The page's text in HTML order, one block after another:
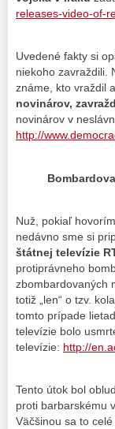
releases-video-of-
Uvedené fakty si
niekoho zavraždili.
známe, kto vraždil
novinárov,
novinárov v
http://
Nuž, pokiaľ
nedávno sme si
štátnej televízie
protiprávneho
zbombardovaných
totiž „len“ o tzv.
tomto prípade
televízie bolo
televízie: http://
Tento útok bol
proti barbarskému
Väčšinou sa to